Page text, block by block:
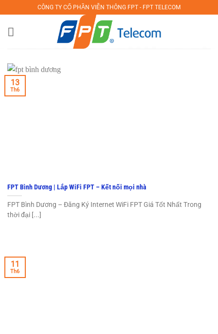
qua
nội
CÔNG TY CỔ PHẦN VIỄN THÔNG FPT - FPT TELECOM
FPT Bình Dương | Lắp WiFi FPT – Kết nối mọi nhà
FPT Bình Dương – Đăng Ký Internet WiFi FPT Giá Tốt Nhất Trong
thời đại [...]
13
Th6
11
Th6